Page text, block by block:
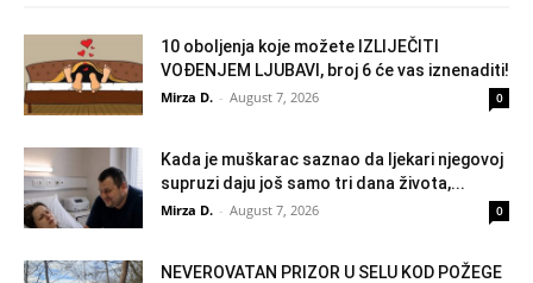
10 oboljenja koje možete IZLIJEČITI
VOĐENJEM LJUBAVI, broj 6 će vas iznenaditi!
Mirza D. - August 7, 2026 0
Kada je muškarac saznao da ljekari njegovoj
supruzi daju još samo tri dana života,...
Mirza D. - August 7, 2026 0
NEVEROVATAN PRIZOR U SELU KOD POŽEGE